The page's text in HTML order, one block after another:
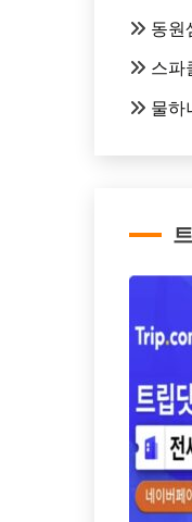
동원
스파
물하